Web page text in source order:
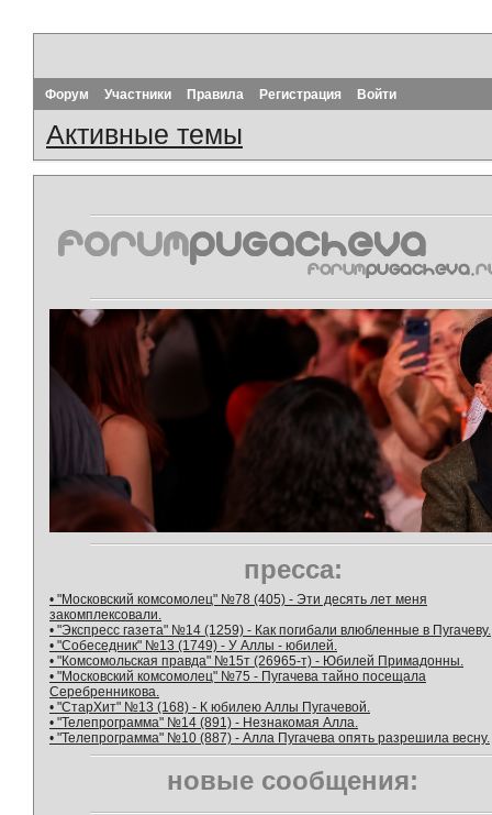
Форум Участники Правила Регистрация Войти
Активные темы
пресса:
• "Московский комсомолец" №78 (405) - Эти десять лет меня
закомплексовали.
• "Экспресс газета" №14 (1259) - Как погибали влюбленные в Пугачеву.
• "Собеседник" №13 (1749) - У Аллы - юбилей.
• "Комсомольская правда" №15т (26965-т) - Юбилей Примадонны.
• "Московский комсомолец" №75 - Пугачева тайно посещала
Серебренникова.
• "СтарХит" №13 (168) - К юбилею Аллы Пугачевой.
• "Телепрограмма" №14 (891) - Незнакомая Алла.
• "Телепрограмма" №10 (887) - Алла Пугачева опять разрешила весну.
новые сообщения: